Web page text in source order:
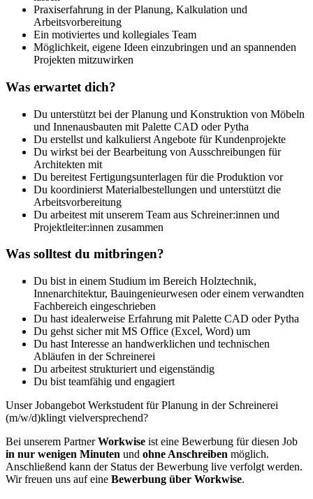
Praxiserfahrung in der Planung, Kalkulation und
Arbeitsvorbereitung
Ein motiviertes und kollegiales Team
Möglichkeit, eigene Ideen einzubringen und an spannenden
Projekten mitzuwirken
Was erwartet dich?
Du unterstützt bei der Planung und Konstruktion von Möbeln
und Innenausbauten mit Palette CAD oder Pytha
Du erstellst und kalkulierst Angebote für Kundenprojekte
Du wirkst bei der Bearbeitung von Ausschreibungen für
Architekten mit
Du bereitest Fertigungsunterlagen für die Produktion vor
Du koordinierst Materialbestellungen und unterstützt die
Arbeitsvorbereitung
Du arbeitest mit unserem Team aus Schreiner:innen und
Projektleiter:innen zusammen
Was solltest du mitbringen?
Du bist in einem Studium im Bereich Holztechnik,
Innenarchitektur, Bauingenieurwesen oder einem verwandten
Fachbereich eingeschrieben
Du hast idealerweise Erfahrung mit Palette CAD oder Pytha
Du gehst sicher mit MS Office (Excel, Word) um
Du hast Interesse an handwerklichen und technischen
Abläufen in der Schreinerei
Du arbeitest strukturiert und eigenständig
Du bist teamfähig und engagiert
Unser Jobangebot Werkstudent für Planung in der Schreinerei
(m/w/d)klingt vielversprechend?
Bei unserem PartnerWorkwise ist eine Bewerbung für diesen Job
in nur wenigen Minuten und ohne Anschreiben möglich.
Anschließend kann der Status der Bewerbung live verfolgt werden.
Wir freuen uns auf eine Bewerbung über Workwise.